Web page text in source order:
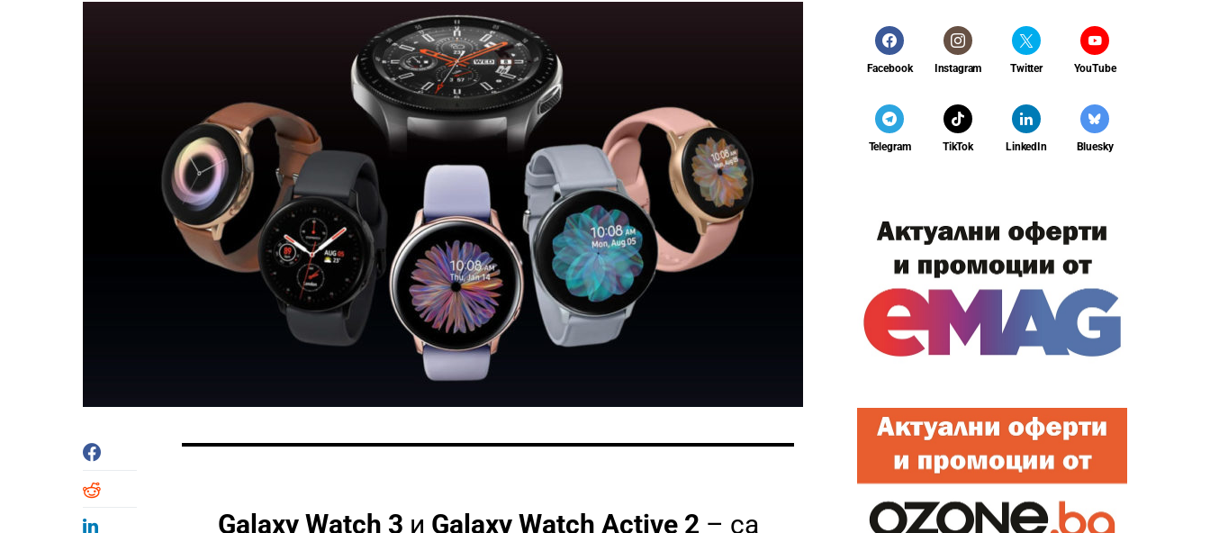
Galaxy Watch 3 и Galaxy Watch Active 2 – са
Facebook Instagram Twitter YouTube
Telegram TikTok LinkedIn Bluesky